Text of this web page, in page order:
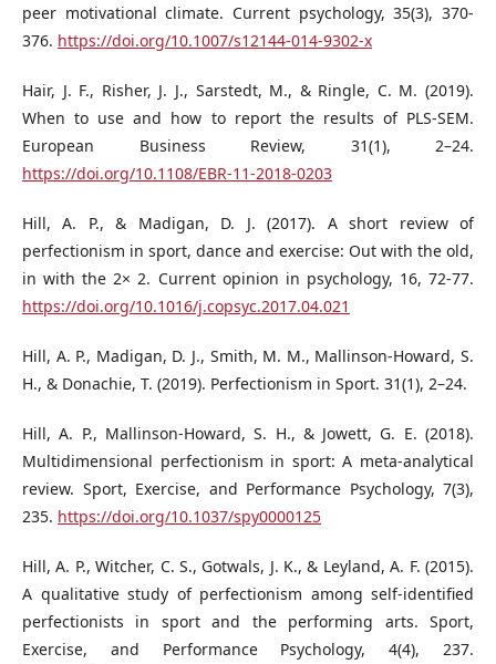
peer motivational climate. Current psychology, 35(3), 370-
376. https://doi.org/10.1007/s12144-014-9302-x
Hair, J. F., Risher, J. J., Sarstedt, M., & Ringle, C. M. (2019).
When to use and how to report the results of PLS-SEM.
European Business Review, 31(1), 2–24.
https://doi.org/10.1108/EBR-11-2018-0203
Hill, A. P., & Madigan, D. J. (2017). A short review of
perfectionism in sport, dance and exercise: Out with the old,
in with the 2× 2. Current opinion in psychology, 16, 72-77.
https://doi.org/10.1016/j.copsyc.2017.04.021
Hill, A. P., Madigan, D. J., Smith, M. M., Mallinson-Howard, S.
H., & Donachie, T. (2019). Perfectionism in Sport. 31(1), 2–24.
Hill, A. P., Mallinson-Howard, S. H., & Jowett, G. E. (2018).
Multidimensional perfectionism in sport: A meta-analytical
review. Sport, Exercise, and Performance Psychology, 7(3),
235. https://doi.org/10.1037/spy0000125
Hill, A. P., Witcher, C. S., Gotwals, J. K., & Leyland, A. F. (2015).
A qualitative study of perfectionism among self-identified
perfectionists in sport and the performing arts. Sport,
Exercise, and Performance Psychology, 4(4), 237.